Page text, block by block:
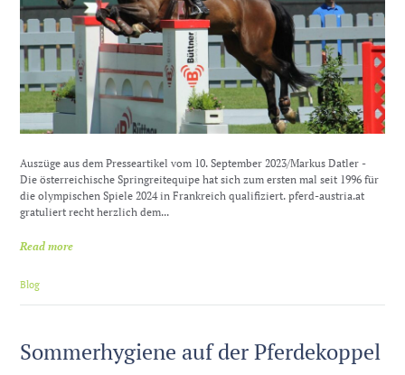
Auszüge aus dem Presseartikel vom 10. September 2023/Markus Datler -
Die österreichische Springreitequipe hat sich zum ersten mal seit 1996 für
die olympischen Spiele 2024 in Frankreich qualifiziert. pferd-austria.at
gratuliert recht herzlich dem...
Read more
Blog
Sommerhygiene auf der Pferdekoppel